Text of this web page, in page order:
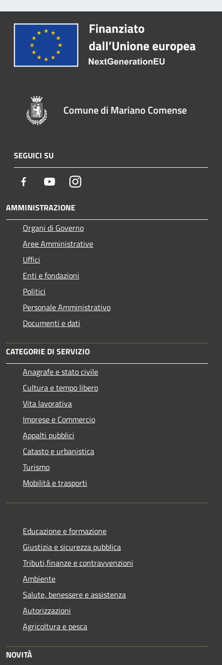
Comune di Mariano Comense
SEGUICI SU
Facebook YoutubeInstagram
AMMINISTRAZIONE
Organi di Governo
Aree Amministrative
Uffici
Enti e fondazioni
Politici
Personale Amministrativo
Documenti e dati
CATEGORIE DI SERVIZIO
Anagrafe e stato civile
Cultura e tempo libero
Vita lavorativa
Imprese e Commercio
Appalti pubblici
Catasto e urbanistica
Turismo
Mobilità e trasporti
Educazione e formazione
Giustizia e sicurezza pubblica
Tributi,finanze e contravvenzioni
Ambiente
Salute, benessere e assistenza
Autorizzazioni
Agricoltura e pesca
NOVITÀ